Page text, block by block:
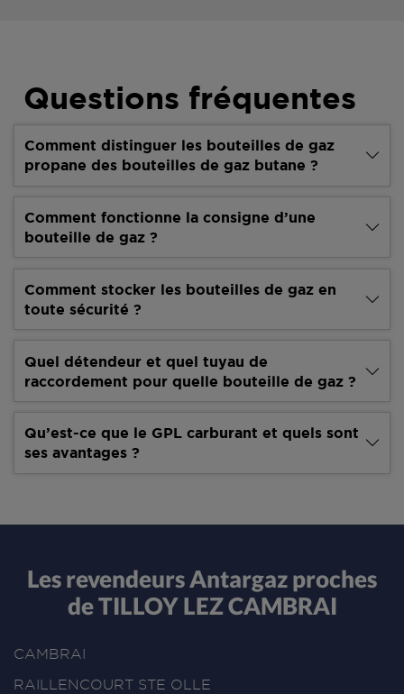
Questions fréquentes
Comment distinguer les bouteilles de gaz
propane des bouteilles de gaz butane ?
Comment fonctionne la consigne d’une
bouteille de gaz ?
Comment stocker les bouteilles de gaz en
toute sécurité ?
Quel détendeur et quel tuyau de
raccordement pour quelle bouteille de gaz ?
Qu’est-ce que le GPL carburant et quels sont
ses avantages ?
Les revendeurs Antargaz proches
de TILLOY LEZ CAMBRAI
CAMBRAI
RAILLENCOURT STE OLLE